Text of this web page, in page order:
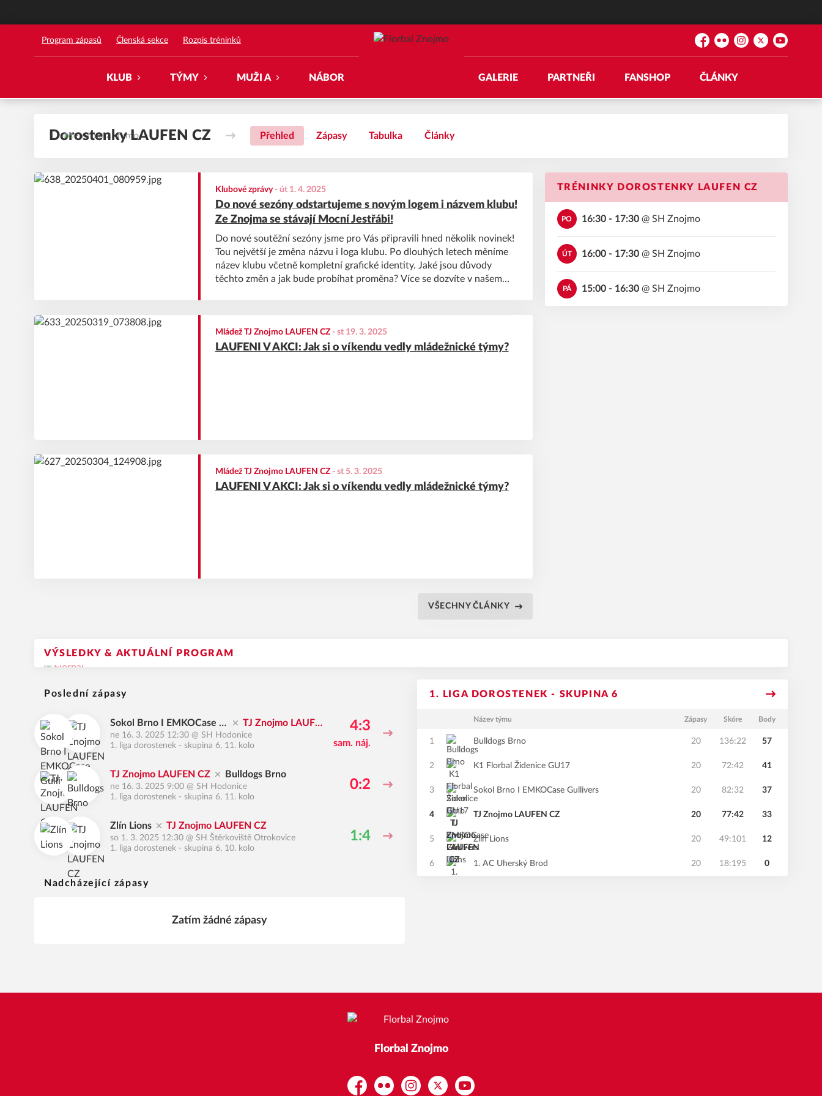
Program zápasů Členská sekce Rozpis tréninků
Facebook
Flickr InstagramPlatform X
YouTube
KLUB TÝMY MUŽI A NÁBOR GALERIE PARTNEŘI FANSHOP ČLÁNKY
Dorostenky LAUFEN CZ Přehled Zápasy Tabulka Články
Klubové zprávy- út 1. 4. 2025
Do nové sezóny odstartujeme s novým logem i názvem klubu!
Ze Znojma se stávají Mocní Jestřábi!
Do nové soutěžní sezóny jsme pro Vás připravili hned několik novinek!
Tou největší je změna názvu i loga klubu. Po dlouhých letech měníme
název klubu včetně kompletní grafické identity. Jaké jsou důvody
těchto změn a jak bude probíhat proměna? Více se dozvíte v našem
Mládež TJ Znojmo LAUFEN CZ- st 19. 3. 2025
LAUFENI V AKCI: Jak si o víkendu vedly mládežnické týmy?
Mládež TJ Znojmo LAUFEN CZ- st 5. 3. 2025
LAUFENI V AKCI: Jak si o víkendu vedly mládežnické týmy?
VŠECHNY ČLÁNKY
TRÉNINKY DOROSTENKY LAUFEN CZ
PO 16:30 - 17:30@ SH Znojmo
ÚT 16:00 - 17:30@ SH Znojmo
PÁ 15:00 - 16:30@ SH Znojmo
VÝSLEDKY & AKTUÁLNÍ PROGRAM
Poslední zápasy
Sokol Brno I EMKOCase G
ullivers
TJ Znojmo LAUFE
N CZ
ne 16. 3. 2025 12:30 @ SH Hodonice
1. liga dorostenek - skupina 6, 11. kolo
4:3
sam. náj.
TJ Znojmo LAUFEN CZ Bulldogs Brno
ne 16. 3. 2025 9:00 @ SH Hodonice
1. liga dorostenek - skupina 6, 11. kolo
0:2
Zlín Lions TJ Znojmo LAUFEN CZ
so 1. 3. 2025 12:30 @ SH Štěrkoviště Otrokovice
1. liga dorostenek - skupina 6, 10. kolo
1:4
Nadcházející zápasy
Zatím žádné zápasy
1. LIGA DOROSTENEK - SKUPINA 6
Název týmu Zápasy Skóre Body
1 Bulldogs Brno 20 136:22 57
2 K1 Florbal Židenice GU17 20 72:42 41
3 Sokol Brno I EMKOCase Gullivers 20 82:32 37
4 TJ Znojmo LAUFEN CZ 20 77:42 33
5 Zlín Lions 20 49:101 12
6 1. AC Uherský Brod 20 18:195 0
Florbal Znojmo
FacebookFlickr InstagramPlatform X
YouTube